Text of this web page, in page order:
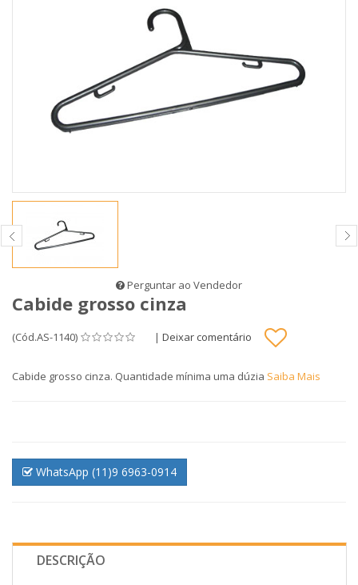
Perguntar ao Vendedor
Cabide grosso cinza
(Cód.AS-1140) | Deixar comentário
Cabide grosso cinza. Quantidade mínima uma dúzia Saiba Mais
WhatsApp (11)9 6963-0914
DESCRIÇÃO